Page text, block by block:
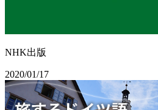
NHK出版
2020/01/17